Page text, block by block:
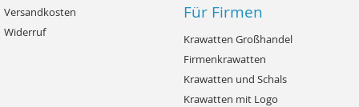
Versandkosten
Widerruf
Für Firmen
Krawatten Großhandel
Firmenkrawatten
Krawatten und Schals
Krawatten mit Logo